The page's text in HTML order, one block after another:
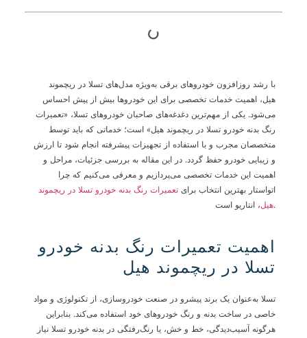
با رشد روزافزون خودروهای برقی به‌ویژه مدل‌های تسلا در ریچموند
هیل، اهمیت خدمات تخصصی برای این خودروها بیش از پیش احساس
می‌شود. یکی از مهم‌ترین دغدغه‌های صاحبان خودروهای تسلا، «تعمیرات
رنگ بدنه خودرو تسلا در ریچموند هیل» است؛ خدماتی که باید توسط
متخصصان مجرب و با استفاده از تجهیزات پیشرفته انجام شود تا ارزش
و زیبایی خودرو حفظ گردد. در این مقاله به بررسی جزئیات، مراحل و
اهمیت این خدمات تخصصی می‌پردازیم و معرفی می‌کنیم که چرا
اتواستار بهترین انتخاب برایتعمیرات رنگ بدنه خودرو تسلا در ریچموند
هیل، انتاریو است.
اهمیت تعمیرات رنگ بدنه خودرو
تسلا در ریچموند هیل
تسلا به‌عنوان یک برند پیشرو در صنعت خودروسازی، از تکنولوژی و مواد
خاصی در ساخت بدنه و رنگ خودروهای خود استفاده می‌کند. بنابراین
هرگونه آسیب‌دیدگی، خط و خش، یا رنگ‌رفتگی در بدنه خودرو تسلا نیاز